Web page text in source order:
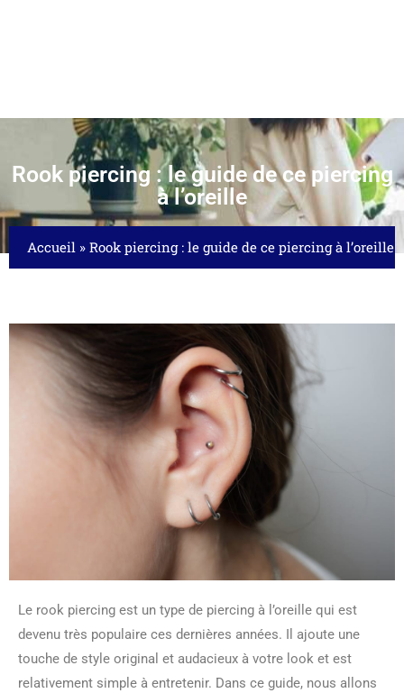
Rook piercing : le guide de ce piercing
à l’oreille
Accueil » Rook piercing : le guide de ce piercing à l’oreille
Le rook piercing est un type de piercing à l’oreille qui est
devenu très populaire ces dernières années. Il ajoute une
touche de style original et audacieux à votre look et est
relativement simple à entretenir. Dans ce guide, nous allons